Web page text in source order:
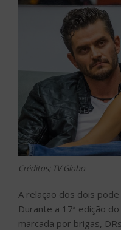
Créditos; TV Globo
A relação dos dois
Durante a 17ª edição
marcada por brigas,